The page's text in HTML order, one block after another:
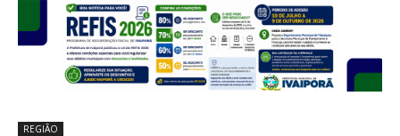
REGIÃO